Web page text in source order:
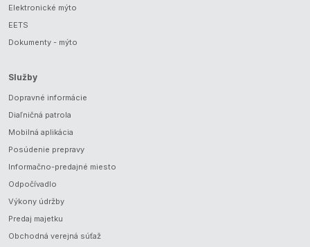
Elektronické mýto
EETS
Dokumenty - mýto
Služby
Dopravné informácie
Diaľničná patrola
Mobilná aplikácia
Posúdenie prepravy
Informačno-predajné miesto
Odpočívadlo
Výkony údržby
Predaj majetku
Obchodná verejná súťaž